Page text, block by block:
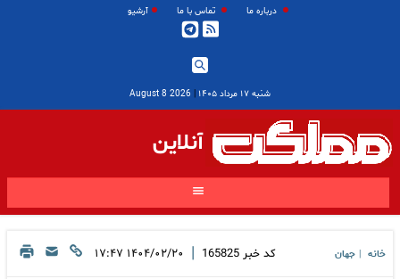
درباره ما تماس با ما آرشیو
شنبه ۱۷ مرداد ۱۴۰۵ |
2026 August 8
آنلاین
خانه جهان کد خبر 165825
| ۱۴۰۴/۰۲/۲۰ ۱۷:۴۷